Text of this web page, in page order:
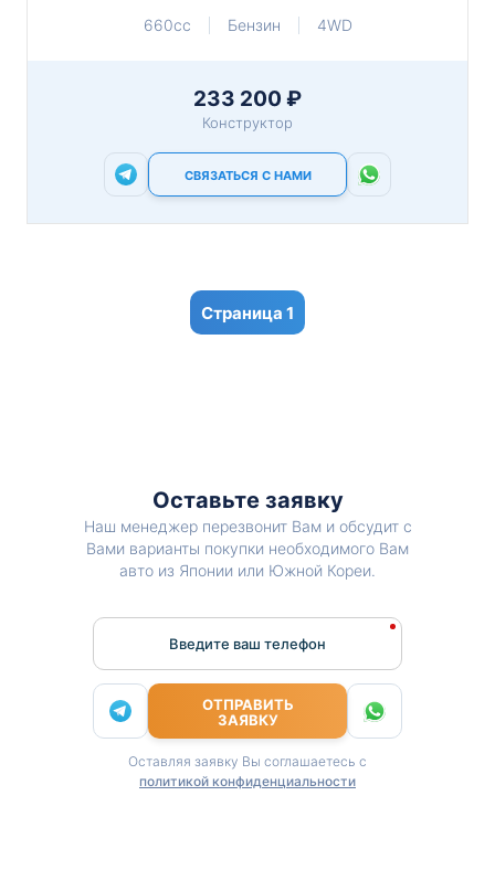
660cc
Бензин 4WD
233 200 ₽
Конструктор
СВЯЗАТЬСЯ С НАМИ
1
Оставьте заявку
Наш менеджер перезвонит Вам и обсудит с
Вами варианты покупки необходимого Вам
авто из Японии или Южной Кореи.
Введите ваш телефон
ОТПРАВИТЬ
ЗАЯВКУ
Оставляя заявку Вы соглашаетесь с
политикой конфиденциальности